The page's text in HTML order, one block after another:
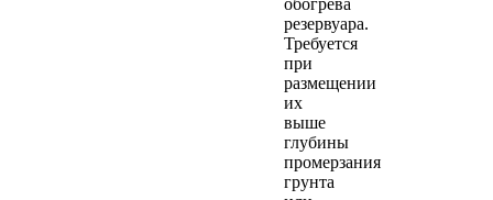
резервуара.
Требуется
при
размещении
их
выше
глубины
промерзания
грунта